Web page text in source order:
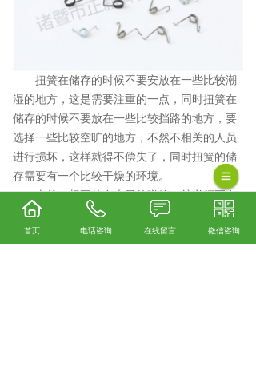
扭簧在储存的时候不要安放在一些比较潮
湿的地方，这是需要注重的一点，同时扭簧在
储存的时候不要放在一些比较挡路的地方，要
选择一些比较空旷的地方，不然不相关的人员
进行损坏，这样就得不偿失了，同时扭簧的储
存需要有一个比较干燥的环境。
当然，想要储存大量的弹簧，就必须要有
一个方便的装置，这种装置可以方便的移动弹
簧，而且在搬运的过程中，也会方便许多，不
首页 电话咨询 在线留言 微信咨询